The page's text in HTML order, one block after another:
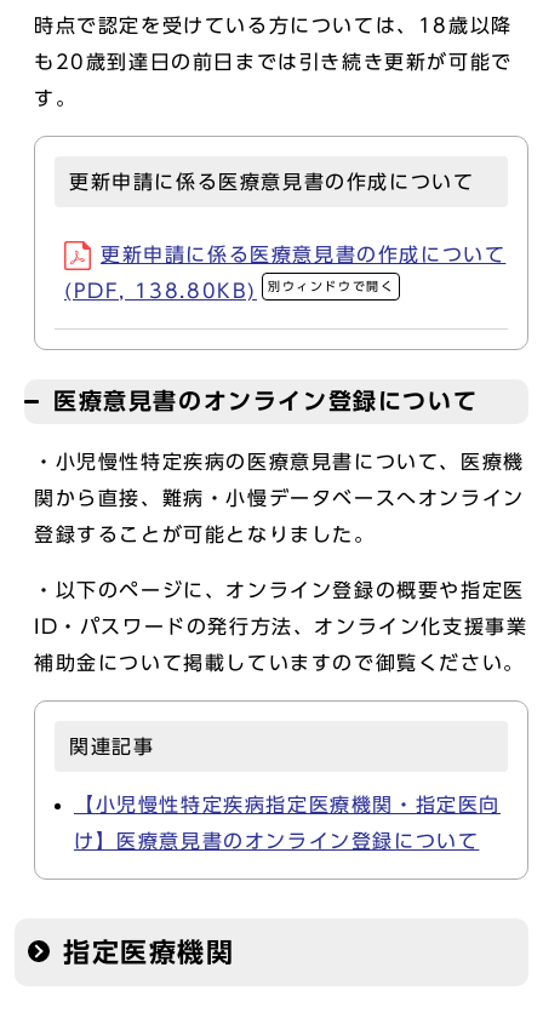
時点で認定を受けている方については、18歳以降
も20歳到達日の前日までは引き続き更新が可能で
す。
更新申請に係る医療意見書の作成について
更新申請に係る医療意見書の作成について
(PDF, 138.80KB)
別ウィンドウで開く
医療意見書のオンライン登録について
・小児慢性特定疾病の医療意見書について、医療機
関から直接、難病・小慢データベースへオンライン
登録することが可能となりました。
・以下のページに、オンライン登録の概要や指定医
ID・パスワードの発行方法、オンライン化支援事業
補助金について掲載していますので御覧ください。
関連記事
【小児慢性特定疾病指定医療機関・指定医向
け】医療意見書のオンライン登録について
指定医療機関